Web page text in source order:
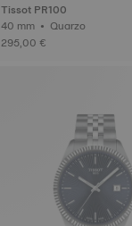
Tissot PR100
40 mm • Quarzo
295,00 €